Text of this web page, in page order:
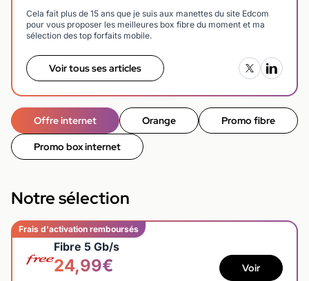
Cela fait plus de 15 ans que je suis aux manettes du site Edcom
pour vous proposer les meilleures box fibre du moment et ma
sélection des top forfaits mobile.
Voir tous ses articles
Offre internet Orange Promo fibre
Promo box internet
Notre sélection
Frais d'activation remboursés
Fibre 5 Gb/s
24,99€ Voir